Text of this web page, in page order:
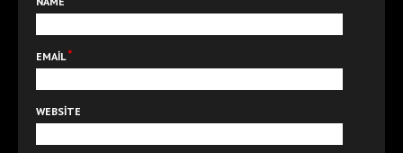
EMAIL*
WEBSITE